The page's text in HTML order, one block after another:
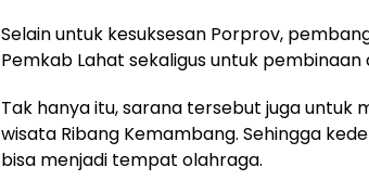
Selain untuk kesuksesan Porprov,
Pemkab Lahat sekaligus untuk
Tak hanya itu, sarana tersebut juga untuk
wisata Ribang Kemambang. Sehingga
bisa menjadi tempat olahraga.